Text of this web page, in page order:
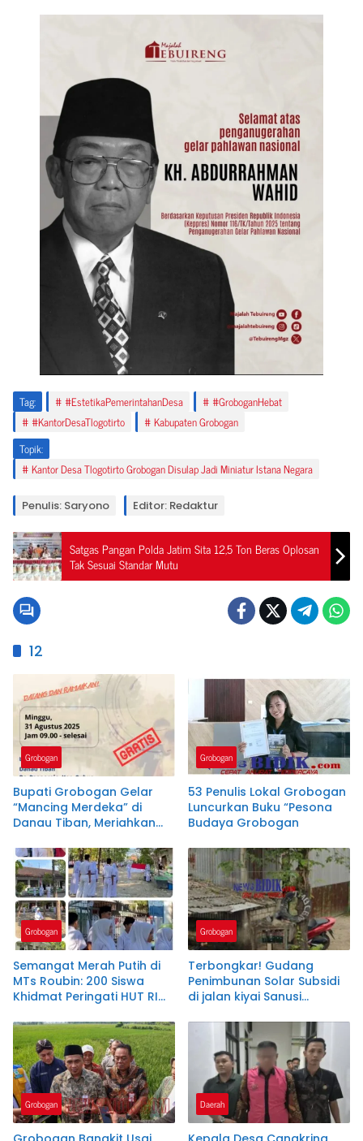
Tag: #EstetikaPemerintahanDesa
#GroboganHebat
#KantorDesaTlogotirto
Kabupaten Grobogan
Topik:
Kantor Desa Tlogotirto Grobogan Disulap Jadi Miniatur Istana Negara
Penulis: Saryono Editor: Redaktur
Satgas Pangan Polda Jatim Sita 12,5 Ton Beras Oplosan
Tak Sesuai Standar Mutu
12
Grobogan
Bupati Grobogan Gelar
“Mancing Merdeka” di
Danau Tiban, Meriahkan
Grobogan
53 Penulis Lokal Grobogan
Luncurkan Buku “Pesona
Budaya Grobogan
Grobogan
Semangat Merah Putih di
MTs Roubin: 200 Siswa
Khidmat Peringati HUT RI
Grobogan
Terbongkar! Gudang
Penimbunan Solar Subsidi
di jalan kiyai Sanusi
Diduga Milik Oknum
Berinisial,AN
Grobogan Daerah